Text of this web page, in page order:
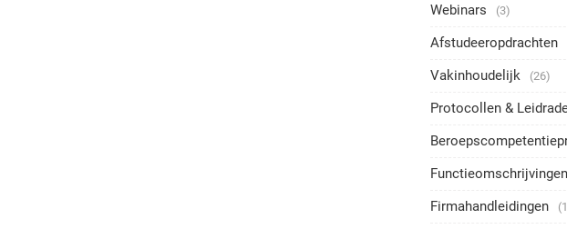
Webinars (3)
Afstudeeropdrachten
Vakinhoudelijk (26)
Protocollen &
Functieomschrijvingen
Firmahandleidingen